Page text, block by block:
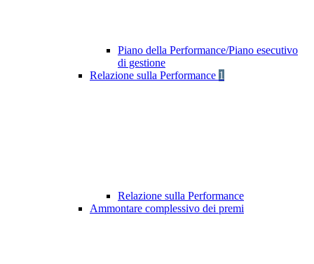
Piano della Performance/Piano esecutivo
di gestione
Relazione sulla Performance 1
Relazione sulla Performance
Ammontare complessivo dei premi